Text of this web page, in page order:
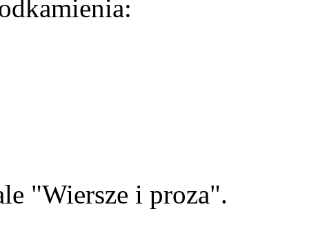
"Wiersze i proza".